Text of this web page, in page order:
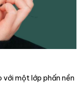
với một lớp phấn nền